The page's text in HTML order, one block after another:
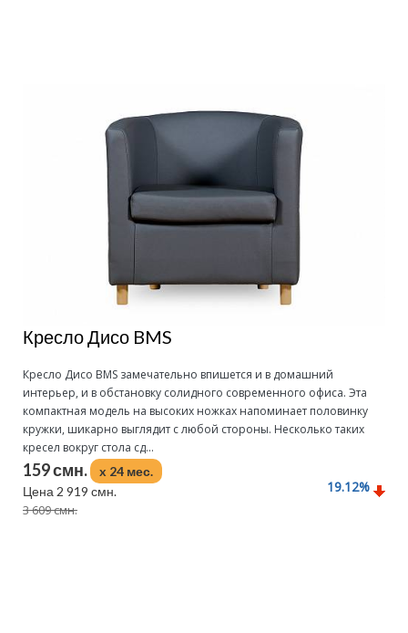
Кресло Дисо BMS
Кресло Дисо BMS замечательно впишется и в домашний
интерьер, и в обстановку солидного современного офиса. Эта
компактная модель на высоких ножках напоминает половинку
кружки, шикарно выглядит с любой стороны. Несколько таких
кресел вокруг стола сд...
159 смн.
x 24 мес.
Цена 2 919 смн.
3 609 смн.
19.12%